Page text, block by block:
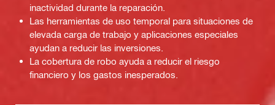
inactividad durante la reparación.
Las herramientas de uso temporal para situaciones de
elevada carga de trabajo y aplicaciones especiales
ayudan a reducir las inversiones.
La cobertura de robo ayuda a reducir el riesgo
financiero y los gastos inesperados.